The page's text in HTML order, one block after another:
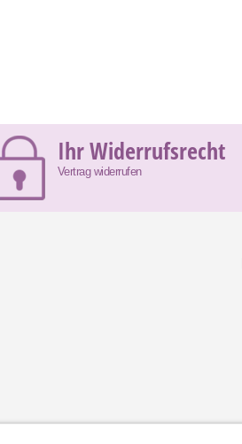
Ihr Widerrufsrecht
Vertrag widerrufen